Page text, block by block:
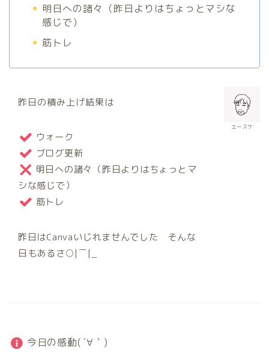
明日への諸々（昨日よりはちょっとマシな
感じで）
筋トレ
エースケ
昨日の積み上げ結果は
ウォーク
ブログ更新
明日への諸々（昨日よりはちょっとマ
シな感じで）
筋トレ
昨日はCanvaいじれませんでした そんな
日もあるさ○|￣|_
今日の感動( ´∀｀)